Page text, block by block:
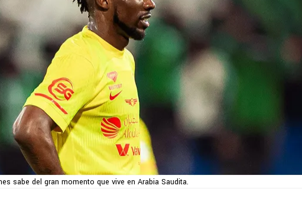
sabe del gran momento que vive en Arabia Saudita.